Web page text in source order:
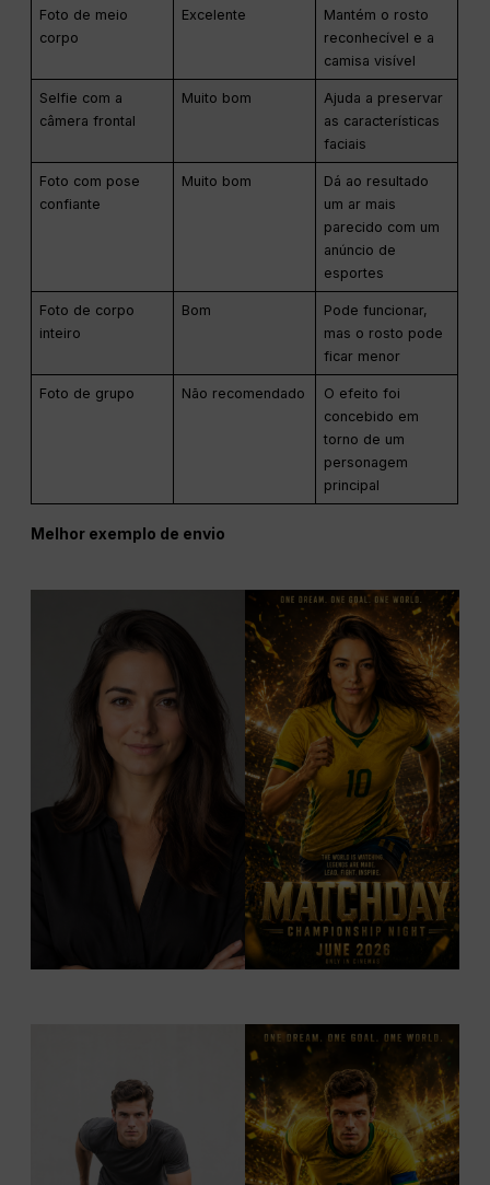
Foto de meio
corpo
Excelente
Mantém o rosto
reconhecível e a
camisa visível
Selfie com a
câmera frontal
Muito bom
Ajuda a preservar
as características
faciais
Foto com pose
confiante
Muito bom
Dá ao resultado
um ar mais
parecido com um
anúncio de
esportes
Foto de corpo
inteiro
Bom
Pode funcionar,
mas o rosto pode
ficar menor
Foto de grupo Não recomendado
O efeito foi
concebido em
torno de um
personagem
principal
Melhor exemplo de envio